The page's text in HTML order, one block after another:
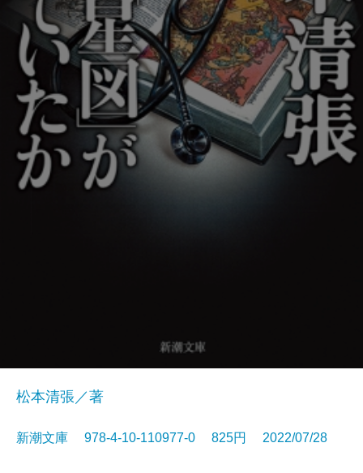
松本清張／著
新潮文庫 978-4-10-110977-0 825円 2022/07/28